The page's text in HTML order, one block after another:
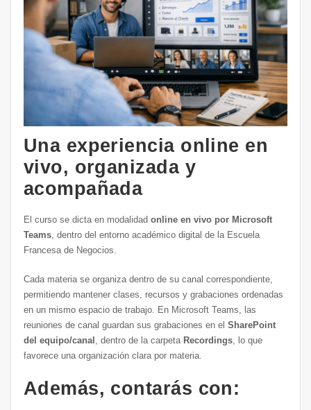
Una experiencia online en
vivo, organizada y
acompañada
El curso se dicta en modalidad online en vivo por Microsoft
Teams, dentro del entorno académico digital de la Escuela
Francesa de Negocios.
Cada materia se organiza dentro de su canal correspondiente,
permitiendo mantener clases, recursos y grabaciones ordenadas
en un mismo espacio de trabajo. En Microsoft Teams, las
reuniones de canal guardan sus grabaciones en el SharePoint
del equipo/canal , dentro de la carpeta Recordings, lo que
favorece una organización clara por materia.
Además, contarás con: